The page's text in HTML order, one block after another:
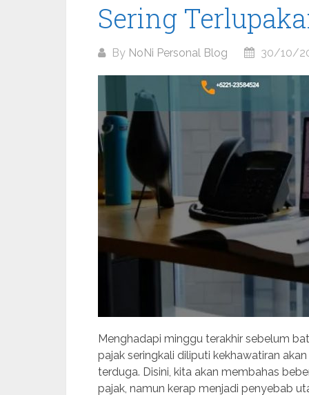
Sering
By NoNi Personal Blog 30/10/
Menghadapi minggu terakhir sebelum
pajak seringkali diliputi kekhawatiran
terduga. Disini, kita akan membahas
pajak, namun kerap menjadi penyebab